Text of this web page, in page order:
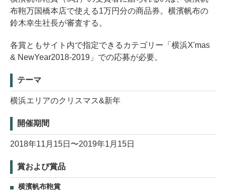
布鞄万国橋本店で使える1万円分の商品券。横濱帆布の
鈴木幸生社長が審査する。
各賞ともサイト内で指定できるカテゴリー「横浜X'mas
& NewYear2018-2019」での応募が必要。
テーマ
横浜エリアのクリスマス&新年
開催期間
2018年11月15日〜2019年1月15日
賞および賞品
横濱帆布鞄賞